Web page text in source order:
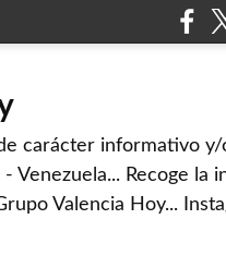
carácter informativo
Venezuela... Recoge la
Valencia Hoy...